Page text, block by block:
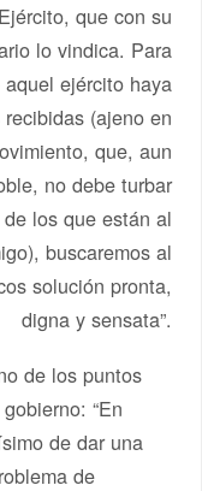
que con su
lo vindica. Para
ejército haya
(ajeno en
que, aun
no debe turbar
los que están al
buscaremos al
solución pronta,
digna y sensata”.
de los puntos
“En
de dar una
de